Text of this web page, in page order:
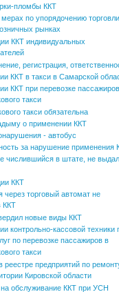
пломбы ККТ
по упорядочению
рынках
ККТ индивидуальных
регистрация,
ККТ в такси в Самарской
ККТ при перевозке
такси
такси обязательна
о применении ККТ
- автобус
за нарушение применения
числившийся в штате, не выдал
ККТ
через торговый автомат не
ККТ
новые виды ККТ
контрольно-кассовой техники
по перевозке пассажиров в
такси
реестре предприятий по
Кировской области
на обслуживание ККТ при УСН